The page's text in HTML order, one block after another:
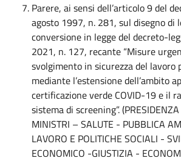
Parere, ai sensi dell’articolo 9 del
agosto 1997, n. 281, sul disegno di
conversione in legge del decreto-
2021, n. 127, recante “Misure
svolgimento in sicurezza del lavoro
mediante l’estensione dell’ambito
certificazione verde COVID-19 e il
sistema di screening”.
MINISTRI – SALUTE - PUBBLICA
LAVORO E POLITICHE SOCIALI -
ECONOMICO -GIUSTIZIA -